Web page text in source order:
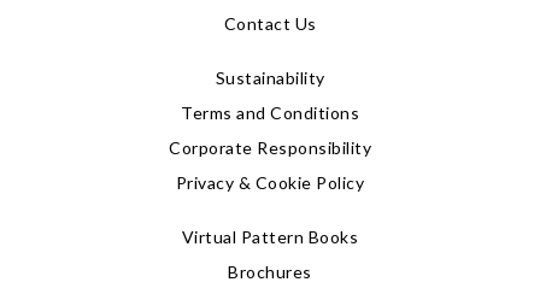
Contact Us
Sustainability
Terms and Conditions
Corporate Responsibility
Privacy & Cookie Policy
Virtual Pattern Books
Brochures